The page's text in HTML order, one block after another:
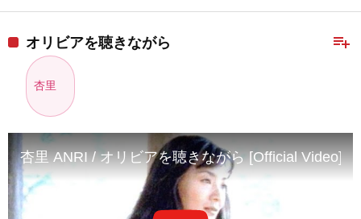
playlist_add
オリビアを聴きながら
杏里
杏里 ANRI / オリビアを聴きながら [Official Video]